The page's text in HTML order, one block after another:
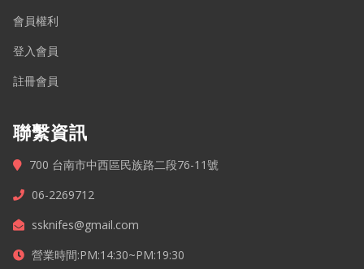
會員權利
登入會員
註冊會員
聯繫資訊
700 台南市中西區民族路二段76-11號
06-2269712
ssknifes@gmail.com
營業時間:PM:14:30~PM:19:30